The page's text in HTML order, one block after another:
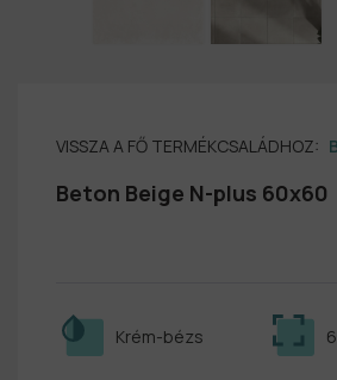
VISSZA A FŐ TERMÉKCSALÁDHOZ:
Beton Beige N-plus 60x60
Krém-bézs